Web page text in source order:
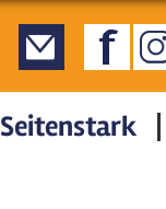
Seitenstark